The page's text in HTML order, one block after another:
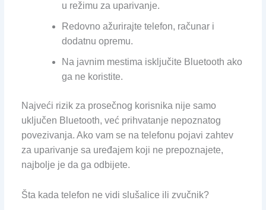
u režimu za uparivanje.
Redovno ažurirajte telefon, računar i
dodatnu opremu.
Na javnim mestima isključite Bluetooth ako
ga ne koristite.
Najveći rizik za prosečnog korisnika nije samo
uključen Bluetooth, već prihvatanje nepoznatog
povezivanja. Ako vam se na telefonu pojavi zahtev
za uparivanje sa uređajem koji ne prepoznajete,
najbolje je da ga odbijete.
Šta kada telefon ne vidi slušalice ili zvučnik?